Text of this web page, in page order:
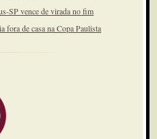
SP vence de virada no fim
de casa na Copa Paulista